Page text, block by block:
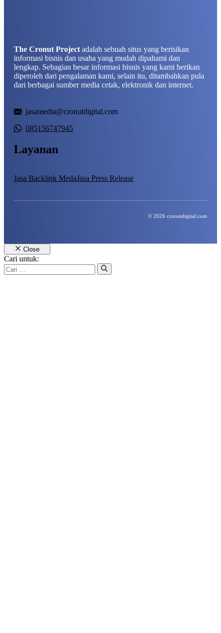
The Cronut Project adalah sebuah situs yang berisikan
informasi bisnis dan usaha yang mudah dipahami dan
lengkap. Sebagian besar informasi bisnis yang kami berikan
diperoleh dari pengalaman kami, selain itu, ditambahkan pula
dari berbagai sumber media cetak, elektronik dan internet.
jasamedia@cronutdigital.com
085156747945
Layanan
Jasa Backlink MedaJasa Press Release
© 2026 cronutdigital.com
Close
Cari untuk: